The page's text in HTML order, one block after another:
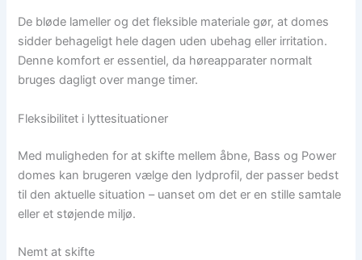
De bløde lameller og det fleksible materiale gør, at domes
sidder behageligt hele dagen uden ubehag eller irritation.
Denne komfort er essentiel, da høreapparater normalt
bruges dagligt over mange timer.
Fleksibilitet i lyttesituationer
Med muligheden for at skifte mellem åbne, Bass og Power
domes kan brugeren vælge den lydprofil, der passer bedst
til den aktuelle situation – uanset om det er en stille samtale
eller et støjende miljø.
Nemt at skifte